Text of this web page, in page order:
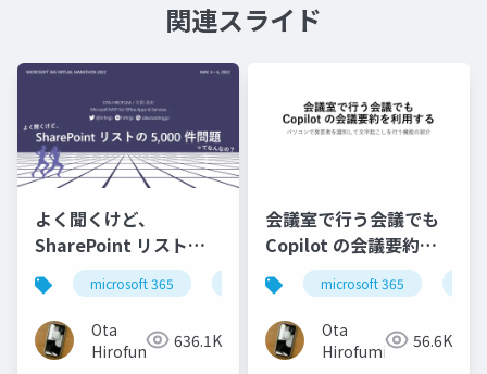
関連スライド
よく聞くけど、
SharePoint リストの
5,000 件問題ってなん
なの？
microsoft 365 sharepoint
Ota
Hirofumi
636.1K
会議室で行う会議でも
Copilot の会議要約を
利用する - パソコンで
発言者を識別して文字
起こしを行う機能の紹
介
microsoft 365
Ota
Hirofumi
56.6K